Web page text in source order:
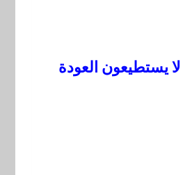
يستطيعون العودة